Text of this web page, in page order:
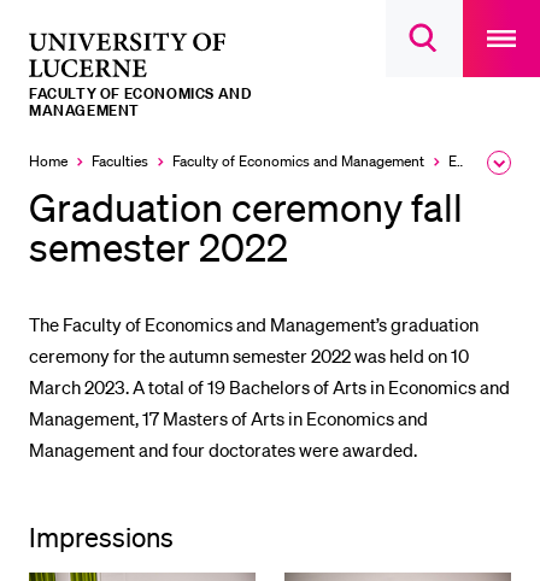
Open
main
Lucerne
FACULTY OF ECONOMICS AND
MANAGEMENT
Home Faculties Faculty of Economics and Management Events
Graduation ceremony fall
semester 2022
The Faculty of Economics and Management’s graduation
ceremony for the autumn semester 2022 was held on 10
March 2023. A total of 19 Bachelors of Arts in Economics and
Management, 17 Masters of Arts in Economics and
Management and four doctorates were awarded.
Impressions
RECENT SEARCHES
You haven't performed any searches yet.
INFORMATION FOR…
Prospective Students
Current Students
Staff
Alumni
Jobseekers
Donors
POPULAR CONTENT